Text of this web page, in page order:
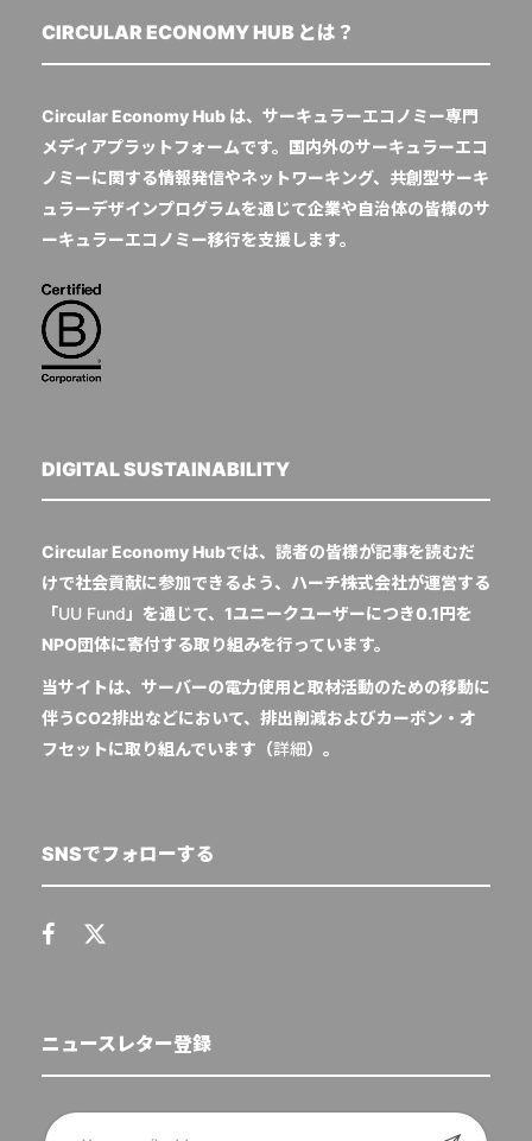
CIRCULAR ECONOMY HUB とは？
Circular Economy Hub は、サーキュラーエコノミー専門
メディアプラットフォームです。国内外のサーキュラーエコ
ノミーに関する情報発信やネットワーキング、共創型サーキ
ュラーデザインプログラムを通じて企業や自治体の皆様のサ
ーキュラーエコノミー移行を支援します。
DIGITAL SUSTAINABILITY
Circular Economy Hubでは、読者の皆様が記事を読むだ
けで社会貢献に参加できるよう、ハーチ株式会社が運営する
「UU Fund」を通じて、1ユニークユーザーにつき0.1円を
NPO団体に寄付する取り組みを行っています。
当サイトは、サーバーの電力使用と取材活動のための移動に
伴うCO2排出などにおいて、排出削減およびカーボン・オ
フセットに取り組んでいます（詳細）。
SNSでフォローする
ニュースレター登録